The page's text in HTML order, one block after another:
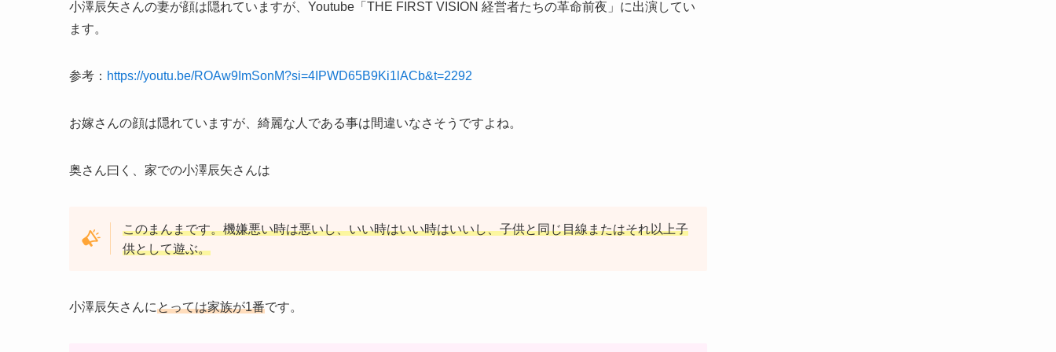
小澤辰矢さんの妻が顔は隠れていますが、Youtube「THE FIRST VISION 経営者たちの革命前夜」に出演してい
ます。
参考： https://youtu.be/ROAw9ImSonM?si=4IPWD65B9Ki1lACb&t=2292
お嫁さんの顔は隠れていますが、綺麗な人である事は間違いなさそうですよね。
奥さん曰く、家での小澤辰矢さんは
このまんまです。機嫌悪い時は悪いし、いい時はいい時はいいし、子供と同じ目線またはそれ以上子
供として遊ぶ。
小澤辰矢さんにとっては家族が1番です。